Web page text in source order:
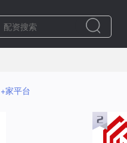
+家平台